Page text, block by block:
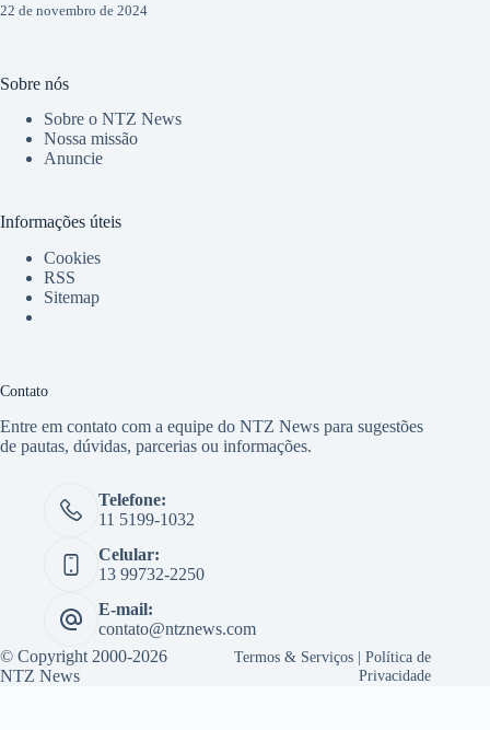
22 de novembro de 2024
Sobre nós
Sobre o NTZ News
Nossa missão
Anuncie
Informações úteis
Cookies
RSS
Sitemap
Contato
Entre em contato com a equipe do NTZ News para sugestões
de pautas, dúvidas, parcerias ou informações.
Telefone:
11 5199-1032
Celular:
13 99732-2250
E-mail:
contato@ntznews.com
© Copyright 2000-2026
NTZ News
Termos & Serviços |Política de
Privacidade